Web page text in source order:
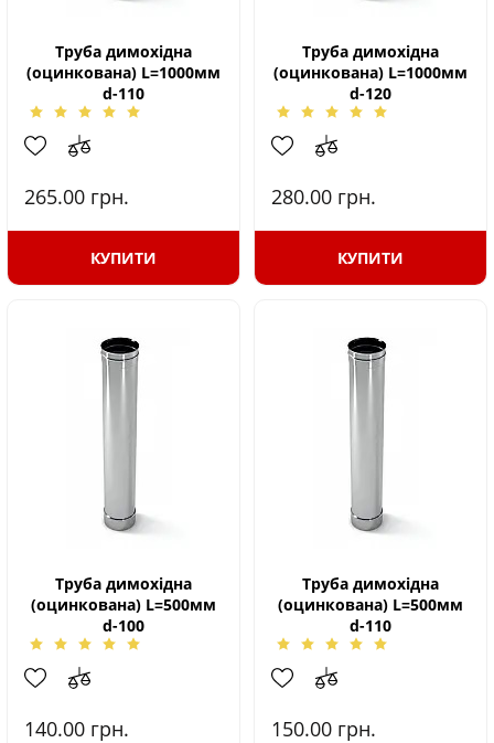
Труба димохідна
(оцинкована) L=1000мм
d-110
265.00 грн.
КУПИТИ
Труба димохідна
(оцинкована) L=1000мм
d-120
280.00 грн.
КУПИТИ
Труба димохідна
(оцинкована) L=500мм
d-100
140.00 грн.
Труба димохідна
(оцинкована) L=500мм
d-110
150.00 грн.